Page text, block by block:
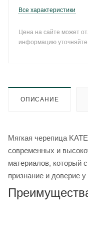
Все характеристики
Цена на сайте может
информацию
ОПИСАНИЕ
Мягкая черепица
современных и
материалов, который
признание и доверие